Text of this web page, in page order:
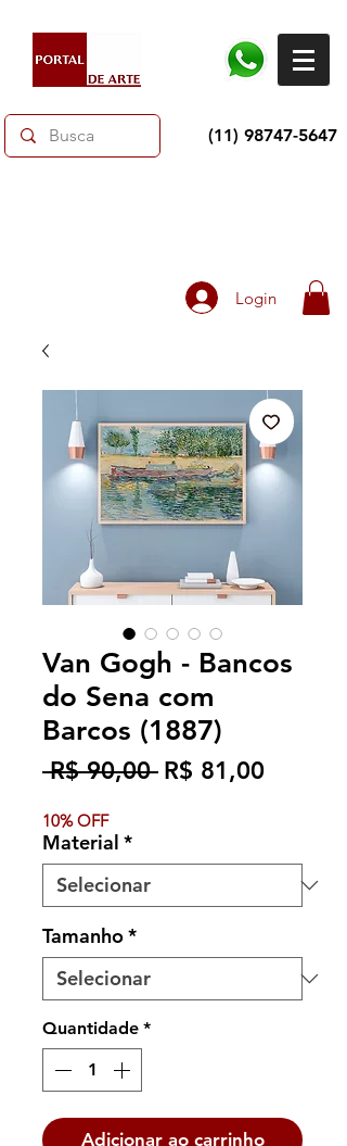
(11) 98747-5647
Login
Van Gogh - Bancos
do Sena com
Barcos (1887)
R$ 90,00 Preço
R$ 81,00Preço
10% OFF
Material *
Tamanho*
Quantidade *
Adicionar ao carrinho